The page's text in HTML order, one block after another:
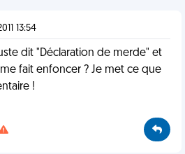
13:54
dit "Déclaration de merde" et
fait enfoncer ? Je met ce que
!